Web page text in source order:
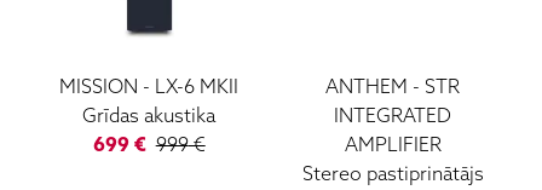
MISSION - LX-6 MKII
Grīdas akustika
699€ 999€
ANTHEM - STR
INTEGRATED
AMPLIFIER
Stereo pastiprinātājs